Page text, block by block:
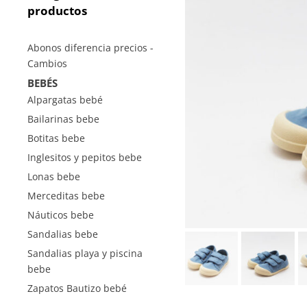
productos
Abonos diferencia precios -
Cambios
BEBÉS
Alpargatas bebé
Bailarinas bebe
Botitas bebe
Inglesitos y pepitos bebe
Lonas bebe
Merceditas bebe
Náuticos bebe
Sandalias bebe
Sandalias playa y piscina
bebe
Zapatos Bautizo bebé